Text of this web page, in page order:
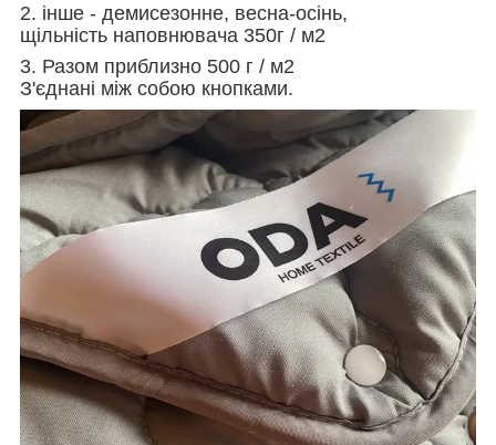
2. інше - демисезонне, весна-осінь,
щільність наповнювача 350г / м2
3. Разом приблизно 500 г / м2
З'єднані між собою кнопками.